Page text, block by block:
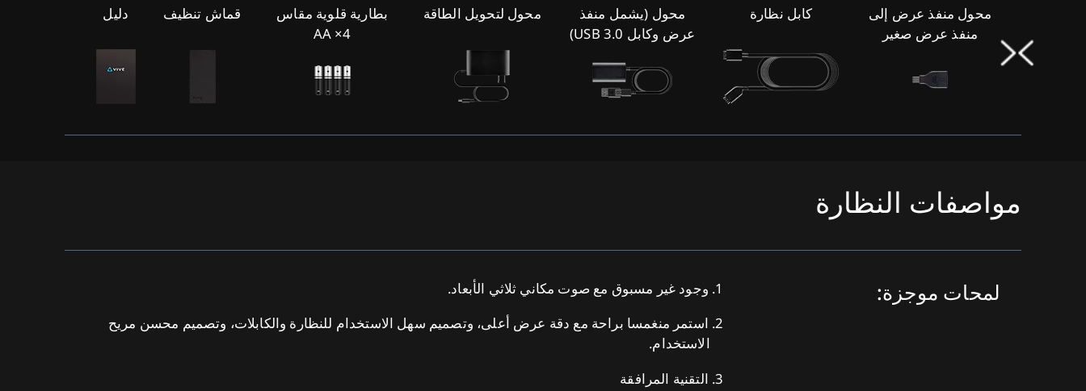
محول منفذ عرض إلى
منفذ عرض صغير
كابل نظارة
محول (يشمل منفذ
عرض وكابل USB 3.0)
محول لتحويل الطاقة
بطارية قلوية مقاس
AA ×4
قماش تنظيف دليل
مواصفات النظارة
لمحات موجزة:
1. وجود غير مسبوق مع صوت مكاني ثلاثي الأبعاد.
2. استمر منغمسا براحة مع دقة عرض أعلى، وتصميم سهل الاستخدام للنظارة والكابلات، وتصميم محسن مريح
الاستخدام.
3. التقنية المرافقة